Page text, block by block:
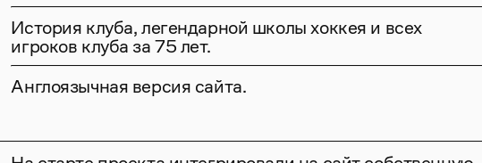
История клуба, легендарной школы хоккея и всех
игроков клуба за 75 лет.
Англоязычная версия сайта.